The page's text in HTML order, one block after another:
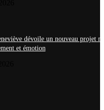
dévoile un nouveau projet
et émotion